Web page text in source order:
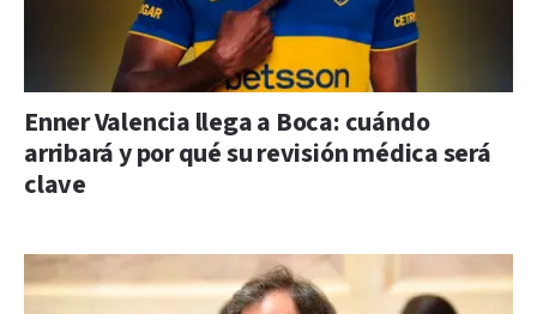
Enner Valencia llega a Boca: cuándo
arribará y por qué su revisión médica será
clave